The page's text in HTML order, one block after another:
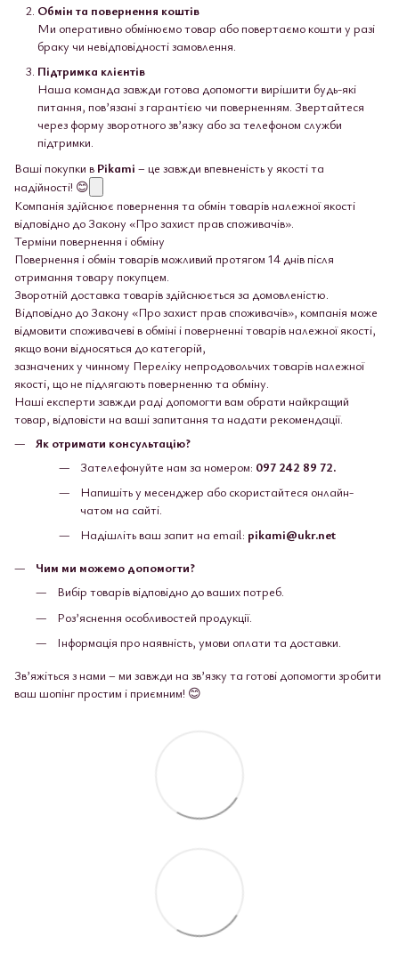
Обмін та повернення коштів
Ми оперативно обмінюємо товар або повертаємо кошти у разі
браку чи невідповідності замовлення.
Підтримка клієнтів
Наша команда завжди готова допомогти вирішити будь-які
питання, пов’язані з гарантією чи поверненням. Звертайтеся
через форму зворотного зв’язку або за телефоном служби
підтримки.
Ваші покупки в Pikami – це завжди впевненість у якості та
надійності! 😊
Компанія здійснює повернення та обмін товарів належної якості
відповідно до Закону «Про захист прав споживачів».
Терміни повернення і обміну
Повернення і обмін товарів можливий протягом 14 днів після
отримання товару покупцем.
Зворотній доставка товарів здійснюється за домовленістю.
Відповідно до Закону «Про захист прав споживачів», компанія може
відмовити споживачеві в обміні і поверненні товарів належної якості,
якщо вони відносяться до категорій,
зазначених у чинному Переліку непродовольчих товарів належної
якості, що не підлягають поверненню та обміну.
Наші експерти завжди раді допомогти вам обрати найкращий
товар, відповісти на ваші запитання та надати рекомендації.
Як отримати консультацію?
Зателефонуйте нам за номером: 097 242 89 72.
Напишіть у месенджер або скористайтеся онлайн-
чатом на сайті.
Надішліть ваш запит на email: pikami@ukr.net
Чим ми можемо допомогти?
Вибір товарів відповідно до ваших потреб.
Роз’яснення особливостей продукції.
Інформація про наявність, умови оплати та доставки.
Зв’яжіться з нами – ми завжди на зв’язку та готові допомогти зробити
ваш шопінг простим і приємним! 😊